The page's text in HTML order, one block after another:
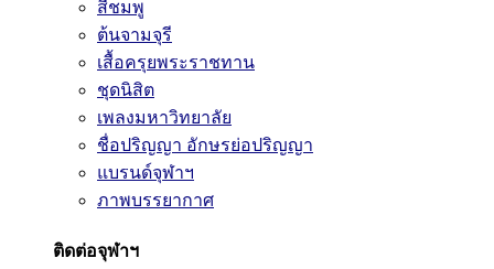
สีชมพู
ต้นจามจุรี
เสื้อครุยพระราชทาน
ชุดนิสิต
เพลงมหาวิทยาลัย
ชื่อปริญญา อักษรย่อปริญญา
แบรนด์จุฬาฯ
ภาพบรรยากาศ
ติดต่อจุฬาฯ